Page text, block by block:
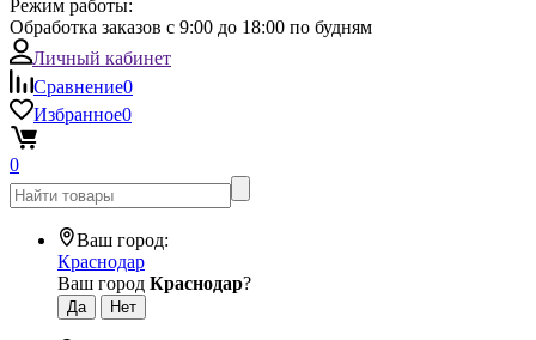
Режим работы:
Обработка заказов с 9:00 до 18:00 по будням
Личный кабинет
Сравнение0
Избранное0
0
Ваш город:
Краснодар
Ваш город Краснодар?